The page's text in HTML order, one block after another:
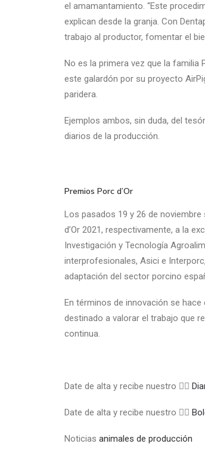
el amamantamiento. “Este
explican desde la granja. Con
trabajo al productor, fomentar el
No es la primera vez que la familia
este galardón por su proyecto
paridera.
Ejemplos ambos, sin duda, del
diarios de la producción.
Premios Porc d’Or
Los pasados 19 y 26 de
d’Or 2021, respectivamente, a la
Investigación y Tecnología
interprofesionales, Asici e
adaptación del sector porcino
En términos de innovación se
destinado a valorar el trabajo que
continua.
Date de alta y recibe nuestro 👉🏼
Date de alta y recibe nuestro 👉🏼
Noticias animales de producción